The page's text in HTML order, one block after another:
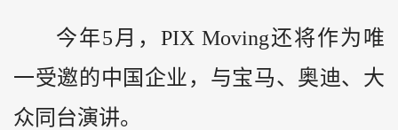
今年5月，PIX Moving还将作为唯
一受邀的中国企业，与宝马、奥迪、大
众同台演讲。